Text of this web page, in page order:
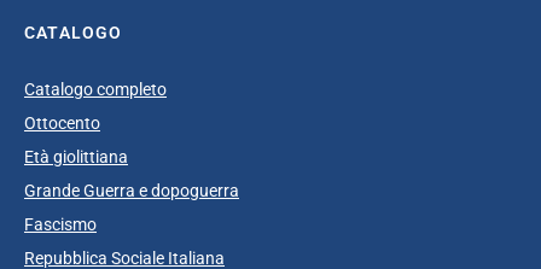
CATALOGO
Catalogo completo
Ottocento
Età giolittiana
Grande Guerra e dopoguerra
Fascismo
Repubblica Sociale Italiana